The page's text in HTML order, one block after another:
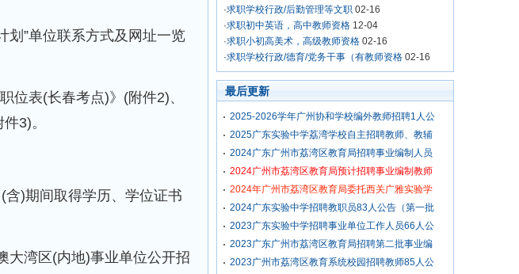
划”单位联系方式及网址一览
位表(长春考点)》(附件2)、
3)。
)期间取得学历、学位证书
大湾区(内地)事业单位公开招
·求职学校行政/后勤管理等文职 02-16
·求职初中英语，高中教师资格 12-04
·求职小初高美术，高级教师资格 02-16
·求职学校行政/德育/党务干事（有教师资格 02-16
最后更新
2025-2026学年广州协和学校编外教师招聘1人公
2025广东实验中学荔湾学校自主招聘教师、教辅
2024广东广州市荔湾区教育局招聘事业编制人员
2024广州市荔湾区教育局预计招聘事业编制教师
2024年广州市荔湾区教育局委托西关广雅实验学
2024广东实验中学招聘教职员83人公告（第一批
2023广东实验中学招聘事业单位工作人员66人公
2023广东广州市荔湾区教育局招聘第二批事业编
2023广州市荔湾区教育系统校园招聘教师85人公